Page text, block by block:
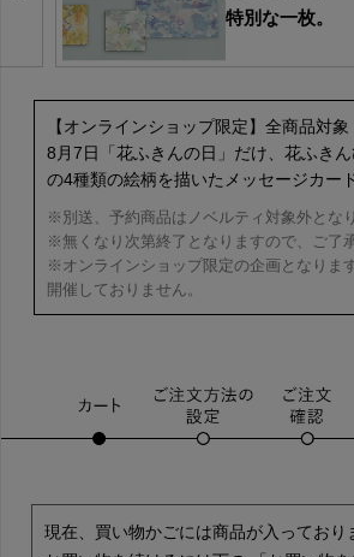
特別な一枚。
【オンラインショップ限定】全商品対象
8月7日「花ふきんの日」だけ、花ふき
の4種類の絵柄を描いたメッセージカー
※別送、予約商品はノベルティ対象外となり
※無くなり次第終了となりますので、ご了
※オンラインショップ限定の企画となりま
開催しておりません。
現在、買い物かごには商品が入っており